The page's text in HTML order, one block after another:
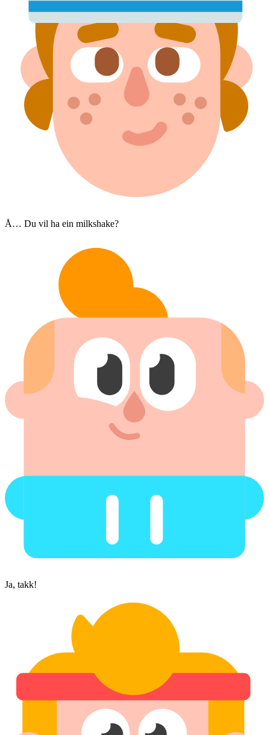
Å… Du vil ha ein milkshake?
Ja, takk!